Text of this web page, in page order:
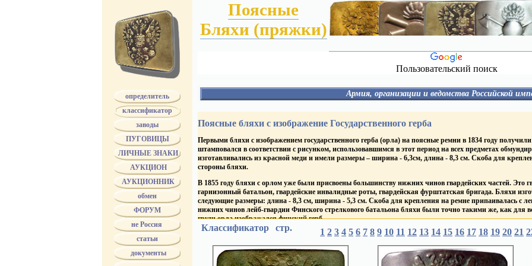
определитель
классификатор
заводы
ПУГОВИЦЫ
ЛИЧНЫЕ ЗНАКИ
АУКЦИОН
АУКЦИОННИК
обмен
ФОРУМ
не Россия
статьи
документы
Поясные
Бляхи (пряжки)
Пользовательский поиск
Армия, организации и ведомства Российской
Гос. герб
корону
Имевшие на бляхах (пряжках)
Имевшие на бляхах (пряжках)
инженерную арматуру
Военные Учебные Заведения
ГРАЖДАНСКИЙ ФЛОТ
МИН. ЮСТИЦИИ
МЕЖЕВОЕ ВЕДОМСТВО
ТЮРЕМНОЕ ВЕДОМСТВО
ЛЕСНОЕ ВЕДОМСТВО
Поясные бляхи с изображение Государственного герба
Первыми бляхи с изображением государственного герба (орла) на поясные ремни в 1834 году
штамповался в соответствии с рисунком, использовавшимся в этот период на всех предметах
изготавливались из красной меди и имели размеры – ширина - 6,3см, длина - 8,3 см. Скоба для
стороны бляхи.
В 1855 году бляхи с орлом уже были присвоены большинству нижних чинов гвардейских частей. Это
гарнизонный батальон, гвардейские инвалидные роты, гвардейская фурштатская бригада. Бляхи
следующие размеры: длина - 8,3 см, ширина - 5,3 см. Скоба для крепления на ремне припаивалась с
нижних чинов лейб-гвардии Финского стрелкового батальона бляхи были точно такими же, как для
груди орла изображался финский герб.
В 1856 году такие же бляхи появились у нижних чинов лейб-гвардии 1-го и 2-го стрелковых
В 1857 году рисунок гербового орла изменился, теперь орел изображался с поднятыми вверх
Классификатор стр. 1 2 3 4 5 6 7 8 9 10 11 12 13 14 15 16 17 18 19 20 21